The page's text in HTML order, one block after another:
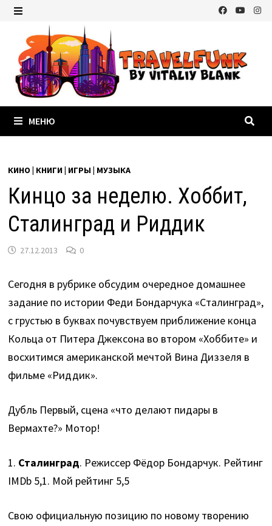
Перейти
содержимому
МЕНЮ
КИНО | КНИГИ | ИГРЫ | МУЗЫКА
Кинцо за неделю. Хоббит,
Сталинград и Риддик
27.12.2013 0
Сегодня в рубрике обсудим очередное домашнее
задание по истории Феди Бондарчука «Сталинград»,
с грустью в буквах почувствуем приближение конца
Кольца от Питера Джексона во втором «Хоббите» и
восхитимся американской мечтой Вина Диззеля в
фильме «Риддик».
Дубль Первый, сцена «что делают пидары в
Вермахте?» Мотор!
1. Сталинград. Режиссер Фёдор Бондарчук. Рейтинг
IMDb 5,1. Мой рейтинг 5,5
Свою официальную позицию по новому творению